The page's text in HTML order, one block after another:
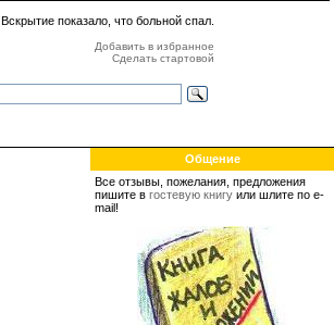
Вскрытие показало, что больной спал.
Добавить в избранное
Сделать стартовой
Общение
Все отзывы, пожелания, предложения
пишите в гостевую книгу или шлите по e-
mail!